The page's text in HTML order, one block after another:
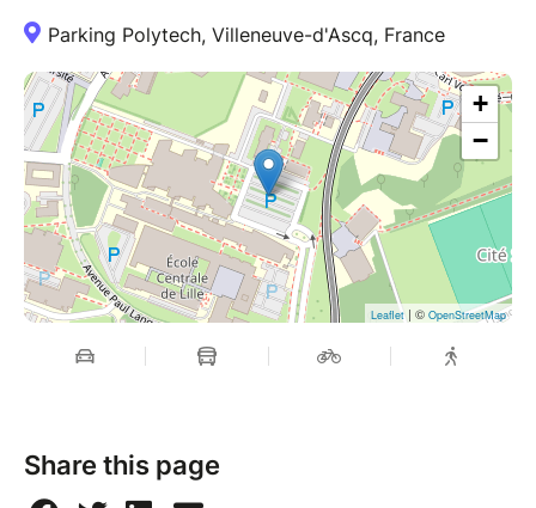
Parking Polytech, Villeneuve-d'Ascq, France
+
−
Leaflet| © OpenStreetMap
Share this page